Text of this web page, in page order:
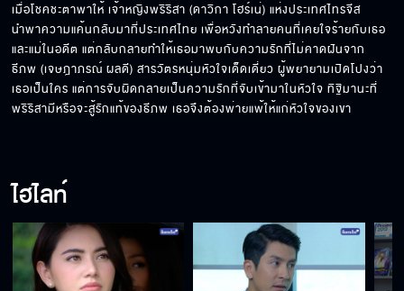
อยู่ ๆ ก็หายไป เหมือนไม่เป็นห่วงกันเลย
พ่อขอโอกาสแก้ตัวสักครั้งได้ไหม
เมื่อโชคชะตาพาให้ เจ้าหญิงพริริสา (ดาวิกา โฮร์เน่) แห่งประเทศไทรจีส
นำพาความแค้นกลับมาที่ประเทศไทย เพื่อหวังทำลายคนที่เคยใจร้ายกับเธอ
และแม่ในอดีต แต่กลับกลายทำให้เธอมาพบกับความรักที่ไม่คาดฝันจาก
ธีภพ (เจษฎาภรณ์ ผลดี) สารวัตรหนุ่มหัวใจเด็ดเดี่ยว ผู้พยายามเปิดโปงว่า
เธอเป็นใคร แต่การจับผิดกลายเป็นความรักที่จับเข้ามาในหัวใจ ทิฐิมานะที่
พริริสามีหรือจะสู้รักแท้ของธีภพ เธอจึงต้องพ่ายแพ้ให้แก่หัวใจของเขา
ไฮไลท์